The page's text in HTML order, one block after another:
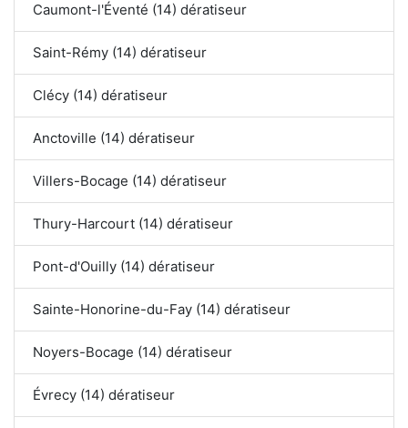
Caumont-l'Éventé (14) dératiseur
Saint-Rémy (14) dératiseur
Clécy (14) dératiseur
Anctoville (14) dératiseur
Villers-Bocage (14) dératiseur
Thury-Harcourt (14) dératiseur
Pont-d'Ouilly (14) dératiseur
Sainte-Honorine-du-Fay (14) dératiseur
Noyers-Bocage (14) dératiseur
Évrecy (14) dératiseur